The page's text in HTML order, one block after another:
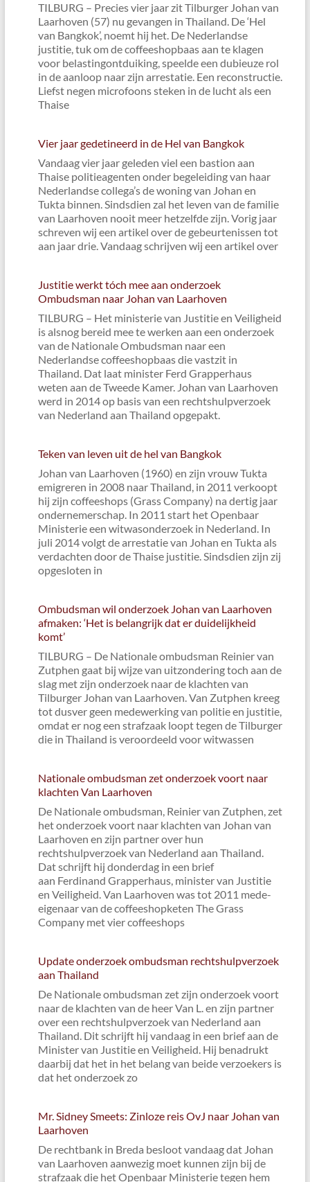
TILBURG – Precies vier jaar zit Tilburger Johan van
Laarhoven (57) nu gevangen in Thailand. De ‘Hel
van Bangkok’, noemt hij het. De Nederlandse
justitie, tuk om de coffeeshopbaas aan te klagen
voor belastingontduiking, speelde een dubieuze rol
in de aanloop naar zijn arrestatie. Een reconstructie.
Liefst negen microfoons steken in de lucht als een
Thaise
Vier jaar gedetineerd in de Hel van Bangkok
Vandaag vier jaar geleden viel een bastion aan
Thaise politieagenten onder begeleiding van haar
Nederlandse collega’s de woning van Johan en
Tukta binnen. Sindsdien zal het leven van de familie
van Laarhoven nooit meer hetzelfde zijn. Vorig jaar
schreven wij een artikel over de gebeurtenissen tot
aan jaar drie. Vandaag schrijven wij een artikel over
Justitie werkt tóch mee aan onderzoek
Ombudsman naar Johan van Laarhoven
TILBURG – Het ministerie van Justitie en Veiligheid
is alsnog bereid mee te werken aan een onderzoek
van de Nationale Ombudsman naar een
Nederlandse coffeeshopbaas die vastzit in
Thailand. Dat laat minister Ferd Grapperhaus
weten aan de Tweede Kamer. Johan van Laarhoven
werd in 2014 op basis van een rechtshulpverzoek
van Nederland aan Thailand opgepakt.
Teken van leven uit de hel van Bangkok
Johan van Laarhoven (1960) en zijn vrouw Tukta
emigreren in 2008 naar Thailand, in 2011 verkoopt
hij zijn coffeeshops (Grass Company) na dertig jaar
ondernemerschap. In 2011 start het Openbaar
Ministerie een witwasonderzoek in Nederland. In
juli 2014 volgt de arrestatie van Johan en Tukta als
verdachten door de Thaise justitie. Sindsdien zijn zij
opgesloten in
Ombudsman wil onderzoek Johan van Laarhoven
afmaken: ‘Het is belangrijk dat er duidelijkheid
komt’
TILBURG – De Nationale ombudsman Reinier van
Zutphen gaat bij wijze van uitzondering toch aan de
slag met zijn onderzoek naar de klachten van
Tilburger Johan van Laarhoven. Van Zutphen kreeg
tot dusver geen medewerking van politie en justitie,
omdat er nog een strafzaak loopt tegen de Tilburger
die in Thailand is veroordeeld voor witwassen
Nationale ombudsman zet onderzoek voort naar
klachten Van Laarhoven
De Nationale ombudsman, Reinier van Zutphen, zet
het onderzoek voort naar klachten van Johan van
Laarhoven en zijn partner over hun
rechtshulpverzoek van Nederland aan Thailand.
Dat schrijft hij donderdag in een brief
aan Ferdinand Grapperhaus, minister van Justitie
en Veiligheid. Van Laarhoven was tot 2011 mede-
eigenaar van de coffeeshopketen The Grass
Company met vier coffeeshops
Update onderzoek ombudsman rechtshulpverzoek
aan Thailand
De Nationale ombudsman zet zijn onderzoek voort
naar de klachten van de heer Van L. en zijn partner
over een rechtshulpverzoek van Nederland aan
Thailand. Dit schrijft hij vandaag in een brief aan de
Minister van Justitie en Veiligheid. Hij benadrukt
daarbij dat het in het belang van beide verzoekers is
dat het onderzoek zo
Mr. Sidney Smeets: Zinloze reis OvJ naar Johan van
Laarhoven
De rechtbank in Breda besloot vandaag dat Johan
van Laarhoven aanwezig moet kunnen zijn bij de
strafzaak die het Openbaar Ministerie tegen hem